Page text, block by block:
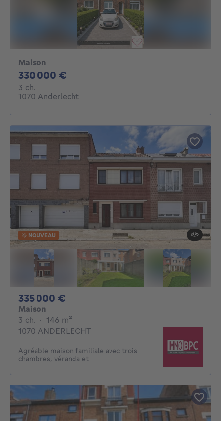
Maison
330 000 €
3 ch.
1070 Anderlecht
NOUVEAU
335 000 €
Maison
3 ch. 3 chambres
· 146 m²
1070 ANDERLECHT
Agréable maison familiale avec trois
chambres, véranda et